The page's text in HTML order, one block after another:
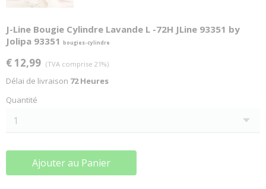
J-Line Bougie Cylindre Lavande L -72H JLine 93351 by
Jolipa 93351
bougies-cylindre
€ 12,99 (TVA comprise 21%)
Délai de livraison 72 Heures
Quantité
Ajouter au Panier